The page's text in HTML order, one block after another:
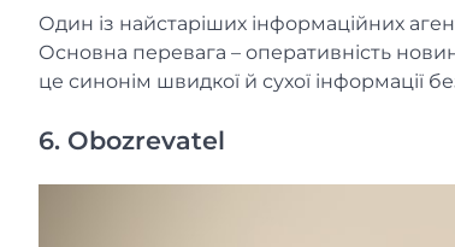
Один із найстаріших інформаційних
Основна перевага – оперативність
це синонім швидкої й сухої інформації
6. Obozrevatel